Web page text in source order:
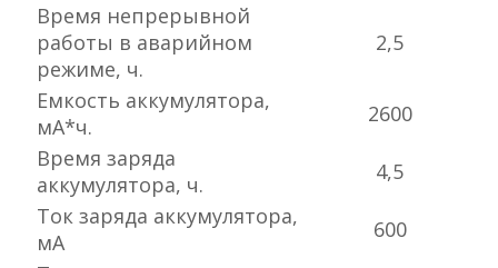
Время непрерывной
работы в аварийном
режиме, ч.
2,5
Емкость аккумулятора,
мА*ч.
2600
Время заряда
аккумулятора, ч.
4,5
Ток заряда аккумулятора,
мА
600